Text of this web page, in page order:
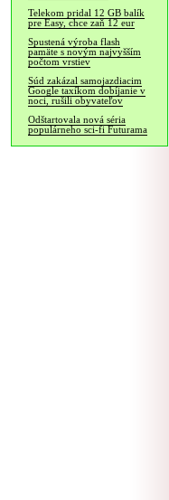
Telekom pridal 12 GB balík
pre Easy, chce zaň 12 eur
Spustená výroba flash
pamäte s novým najvyšším
počtom vrstiev
Súd zakázal samojazdiacim
Google taxíkom dobíjanie v
noci, rušili obyvateľov
Odštartovala nová séria
populárneho sci-fi Futurama